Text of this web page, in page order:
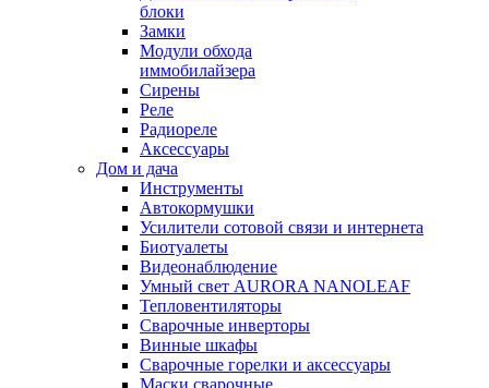
блоки
Замки
Модули обхода
иммобилайзера
Сирены
Реле
Радиореле
Аксессуары
Дом и дача
Инструменты
Автокормушки
Усилители сотовой связи и интернета
Биотуалеты
Видеонаблюдение
Умный свет AURORA NANOLEAF
Тепловентиляторы
Сварочные инверторы
Винные шкафы
Сварочные горелки и аксессуары
Маски сварочные